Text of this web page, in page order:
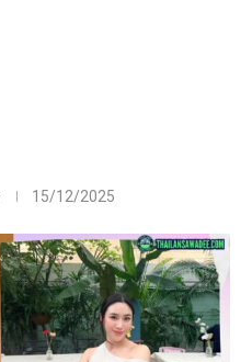
15/12/2025